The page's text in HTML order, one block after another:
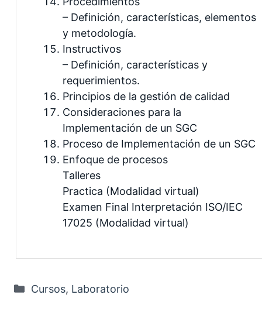
– Definición, características, elementos
y metodología.
Instructivos
– Definición, características y
requerimientos.
Principios de la gestión de calidad
Consideraciones para la
Implementación de un SGC
Proceso de Implementación de un SGC
Enfoque de procesos
Talleres
Practica (Modalidad virtual)
Examen Final Interpretación ISO/IEC
17025 (Modalidad virtual)
Categorías
Cursos, Laboratorio